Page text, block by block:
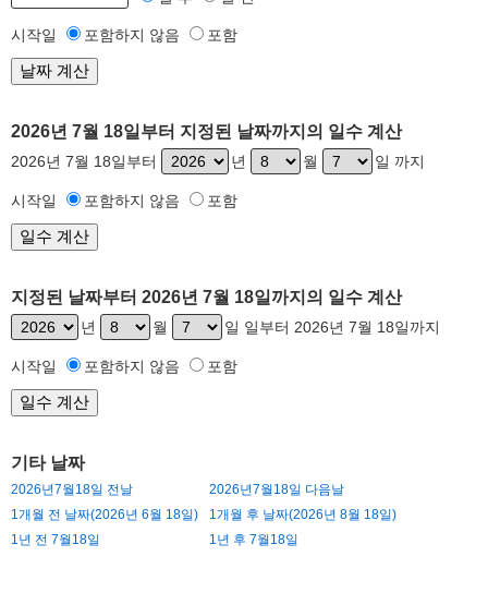
시작일 포함하지 않음 포함
2026년 7월 18일부터 지정된 날짜까지의 일수 계산
2026년 7월 18일부터 년 월 일 까지
시작일 포함하지 않음 포함
지정된 날짜부터 2026년 7월 18일까지의 일수 계산
년 월 일 일부터 2026년 7월 18일까지
시작일 포함하지 않음 포함
기타 날짜
2026년7월18일 전날
2026년7월18일 다음날
1개월 전 날짜(2026년 6월 18일)
1개월 후 날짜(2026년 8월 18일)
1년 전 7월18일
1년 후 7월18일